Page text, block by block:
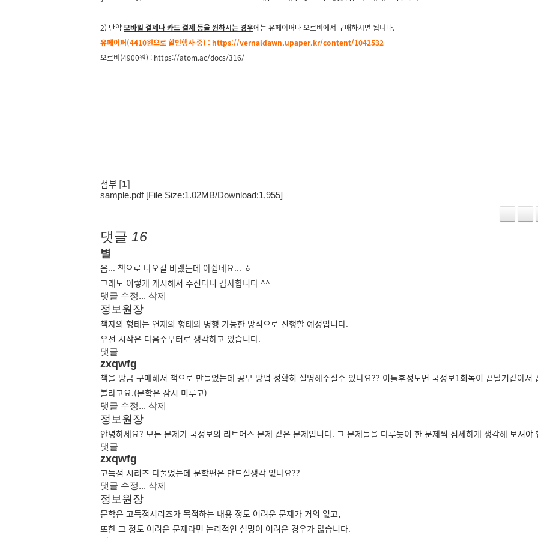
2) 만약모바일 결제나 카드 결제 등을 원하시는 경우에는 유페이퍼나 오르비에서 구매하시면 됩니다.
유페이퍼(4410원으로 할인행사 중) : https://vernaldawn.upaper.kr/content/1042532
오르비(4900원) : https://atom.ac/docs/316/
첨부 [1]
sample.pdf [File Size:1.02MB/Download:1,955]
댓글 16
별
음... 책으로 나오길 바랬는데 아쉽네요... ㅎ
그래도 이렇게 게시해서 주신다니 감사합니다 ^^
댓글 수정... 삭제
정보원장
책자의 형태는 연재의 형태와 병행 가능한 방식으로 진행할 예정입니다.
우선 시작은 다음주부터로 생각하고 있습니다.
댓글
zxqwfg
책을 방금 구매해서 책으로 만들었는데 공부 방법 정확히 설명해주실수 있나요?? 이틀후정도면 국정보1회독이 끝날거같아서
볼라고요.(문학은 잠시 미루고)
댓글 수정... 삭제
정보원장
안녕하세요? 모든 문제가 국정보의 리트머스 문제 같은 문제입니다. 그 문제들을 다루듯이 한 문제씩 섬세하게 생각해 보셔야
댓글
zxqwfg
고득점 시리즈 다풀었는데 문학편은 만드실생각 없나요??
댓글 수정... 삭제
정보원장
문학은 고득점시리즈가 목적하는 내용 정도 어려운 문제가 거의 없고,
또한 그 정도 어려운 문제라면 논리적인 설명이 어려운 경우가 많습니다.